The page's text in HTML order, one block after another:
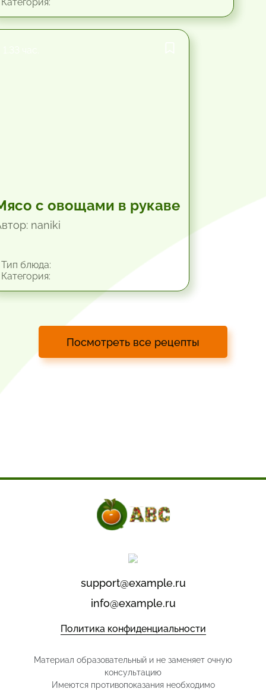
с овощами в рукаве
naniki
блюда:
Посмотреть все рецепты
support@example.ru
info@example.ru
Политика конфиденциальности
Материал образовательный и не заменяет очную
консультацию
Имеются противопоказания необходимо